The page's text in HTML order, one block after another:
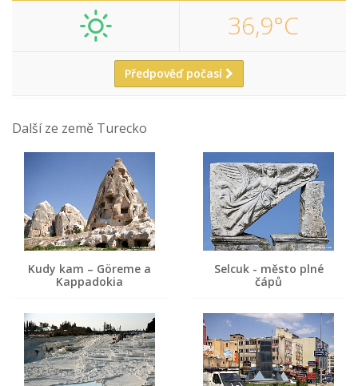
36,9°C
Předpověď počasí
Další ze země Turecko
Kudy kam – Göreme a
Kappadokia
Selcuk - město plné
čápů